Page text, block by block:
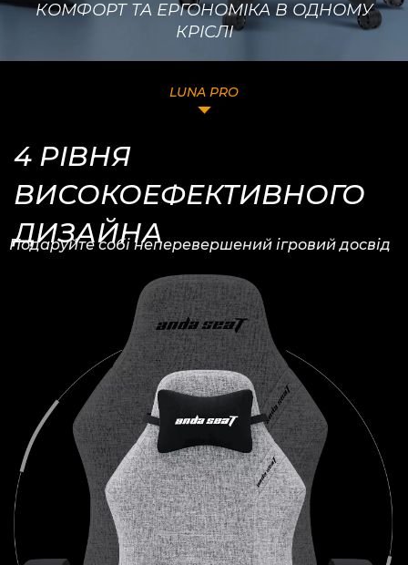
КОМФОРТ ТА ЕРГОНОМІКА В ОДНОМУ
КРІСЛІ
LUNA PRO
4 РІВНЯ
ВИСОКОЕФЕКТИВНОГО
ДИЗАЙНА
Подаруйте собі неперевершений ігровий досвід